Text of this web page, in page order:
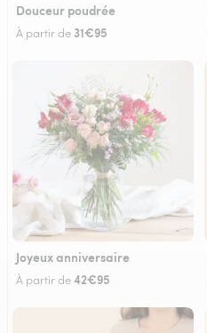
Douceur poudrée
À partir de 31€95
Joyeux anniversaire
À partir de42€95